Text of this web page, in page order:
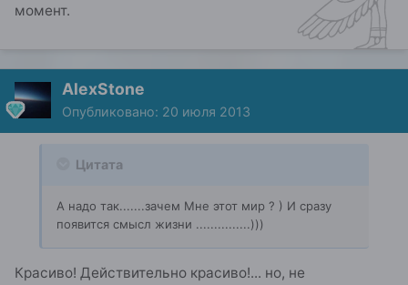
момент.
AlexStone
Опубликовано: 20 июля 2013
Цитата
А надо так.......зачем Мне этот мир ? ) И сразу
появится смысл жизни ...............)))
Красиво! Действительно красиво!... но, не